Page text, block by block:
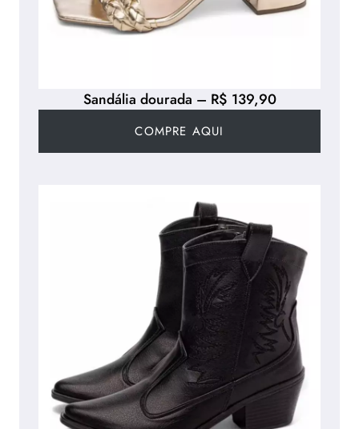
Sandália dourada – R$ 139,90
COMPRE AQUI